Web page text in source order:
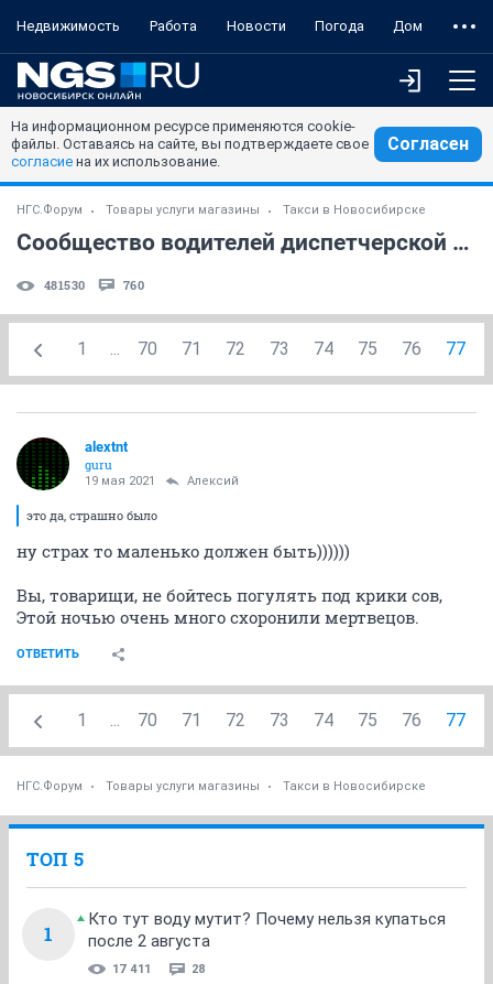
Недвижимость Работа Новости Погода Дом
На информационном ресурсе применяются cookie-
файлы. Оставаясь на сайте, вы подтверждаете свое
согласие на их использование.
Согласен
НГС.Форум Товары услуги магазины Такси в Новосибирске
Сообщество водителей диспетчерской службы "Лидер" (часть 6)
481530 760
1 ... 70 71 72 73 74 75 76 77
alextnt
guru
19 мая 2021 Алексий
это да, страшно было
ну страх то маленько должен быть))))))
Вы, товарищи, не бойтесь погулять под крики сов,
Этой ночью очень много схоронили мертвецов.
ОТВЕТИТЬ
1 ... 70 71 72 73 74 75 76 77
НГС.Форум Товары услуги магазины Такси в Новосибирске
ТОП 5
1
Кто тут воду мутит? Почему нельзя купаться
после 2 августа
17 411 28